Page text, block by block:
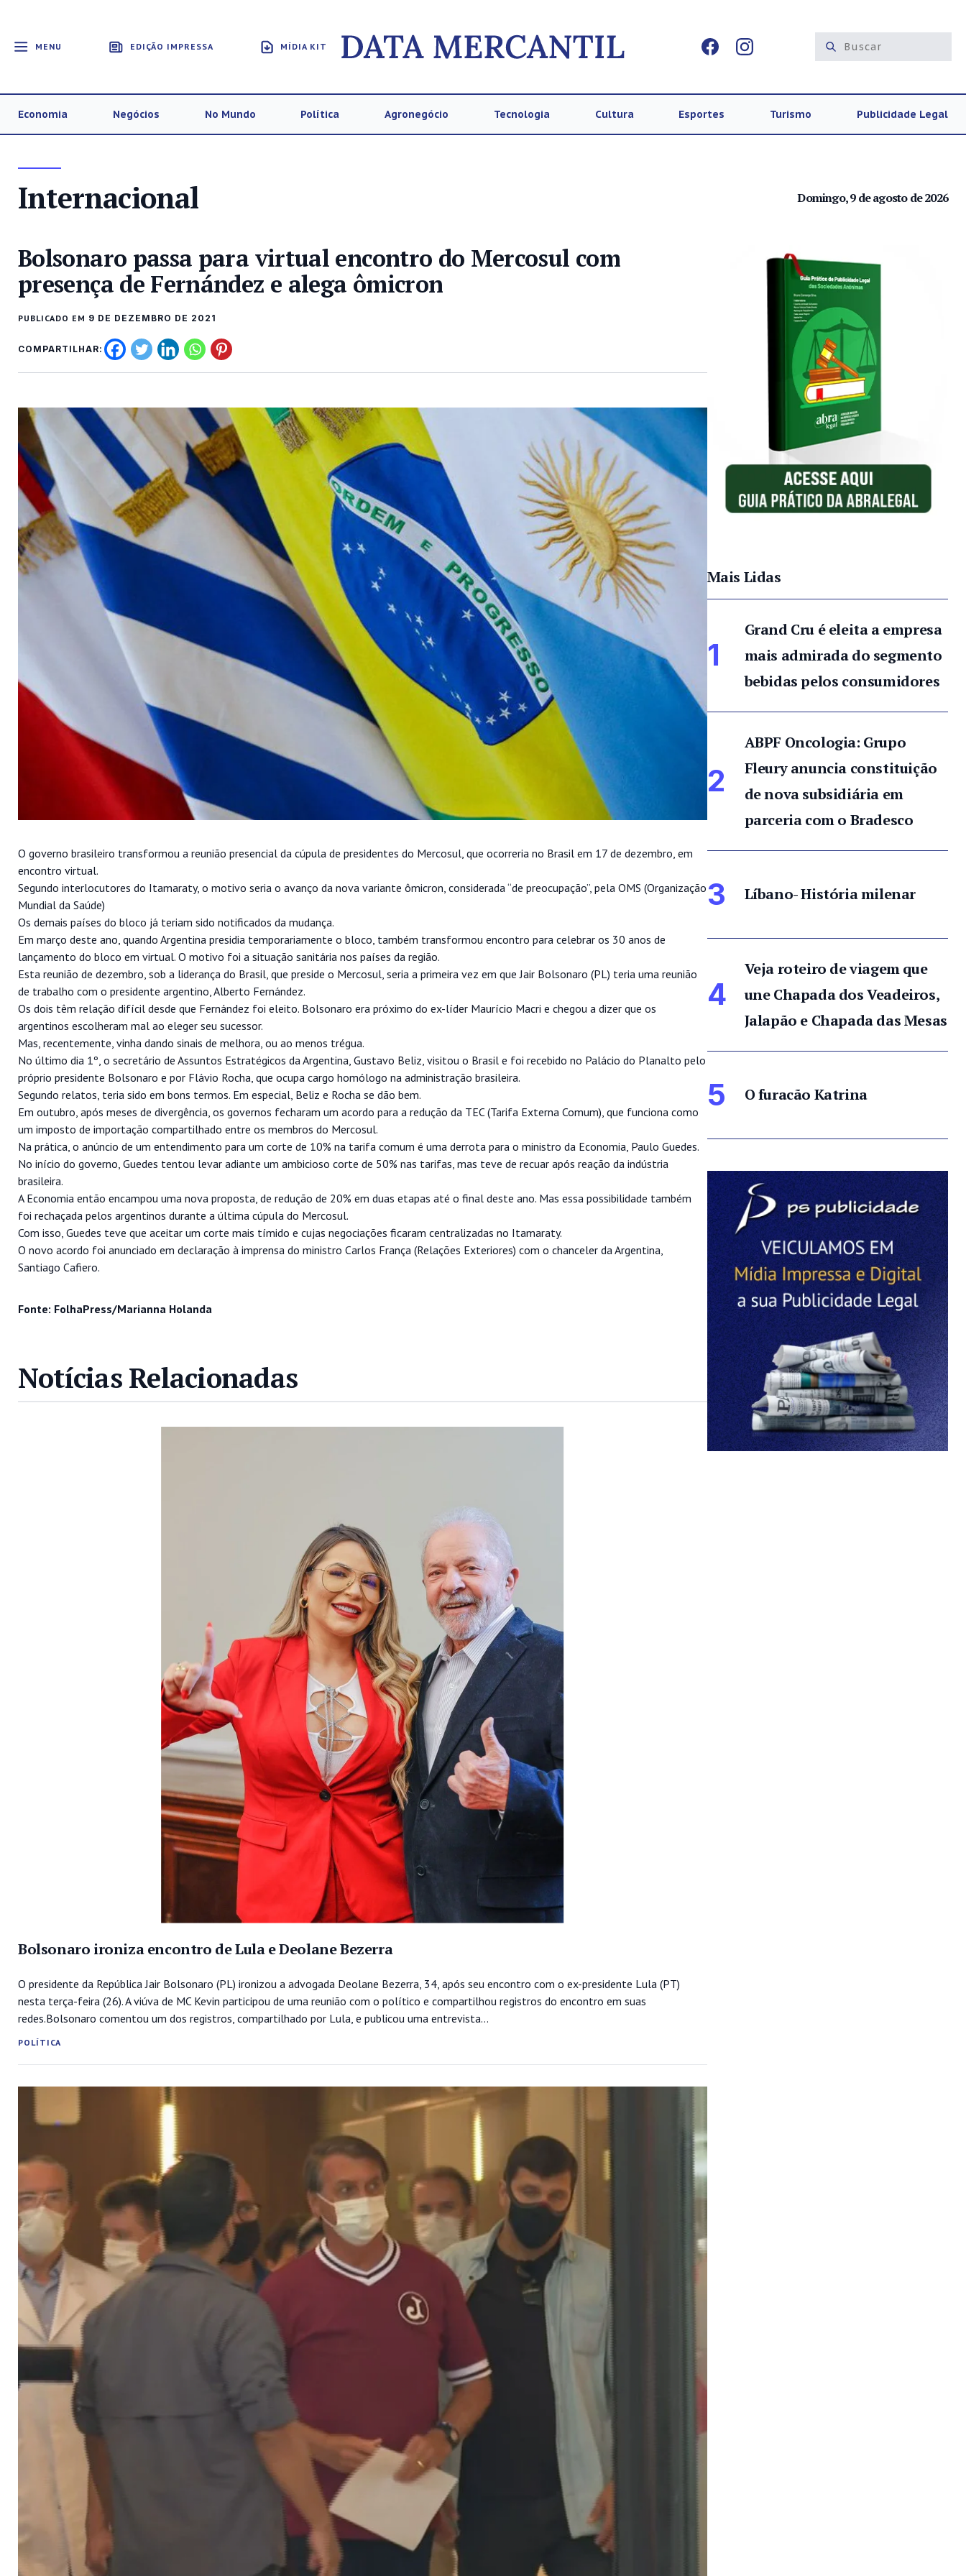
MENU EDIÇÃO IMPRESSA MÍDIA KIT
Economia Negócios No Mundo Política Agronegócio Tecnologia Cultura Esportes Turismo Publicidade Legal
Internacional Domingo, 9 de agosto de 2026
Bolsonaro passa para virtual encontro do Mercosul com
presença de Fernández e alega ômicron
PUBLICADO EM 9 DE DEZEMBRO DE 2021
COMPARTILHAR:
O governo brasileiro transformou a reunião presencial da cúpula de presidentes do Mercosul, que ocorreria no Brasil em 17 de dezembro, em
encontro virtual.
Segundo interlocutores do Itamaraty, o motivo seria o avanço da nova variante ômicron, considerada “de preocupação”, pela OMS (Organização
Mundial da Saúde)
Os demais países do bloco já teriam sido notificados da mudança.
Em março deste ano, quando Argentina presidia temporariamente o bloco, também transformou encontro para celebrar os 30 anos de
lançamento do bloco em virtual. O motivo foi a situação sanitária nos países da região.
Esta reunião de dezembro, sob a liderança do Brasil, que preside o Mercosul, seria a primeira vez em que Jair Bolsonaro (PL) teria uma reunião
de trabalho com o presidente argentino, Alberto Fernández.
Os dois têm relação difícil desde que Fernández foi eleito. Bolsonaro era próximo do ex-líder Maurício Macri e chegou a dizer que os
argentinos escolheram mal ao eleger seu sucessor.
Mas, recentemente, vinha dando sinais de melhora, ou ao menos trégua.
No último dia 1º, o secretário de Assuntos Estratégicos da Argentina, Gustavo Beliz, visitou o Brasil e foi recebido no Palácio do Planalto pelo
próprio presidente Bolsonaro e por Flávio Rocha, que ocupa cargo homólogo na administração brasileira.
Segundo relatos, teria sido em bons termos. Em especial, Beliz e Rocha se dão bem.
Em outubro, após meses de divergência, os governos fecharam um acordo para a redução da TEC (Tarifa Externa Comum), que funciona como
um imposto de importação compartilhado entre os membros do Mercosul.
Na prática, o anúncio de um entendimento para um corte de 10% na tarifa comum é uma derrota para o ministro da Economia, Paulo Guedes.
No início do governo, Guedes tentou levar adiante um ambicioso corte de 50% nas tarifas, mas teve de recuar após reação da indústria
brasileira.
A Economia então encampou uma nova proposta, de redução de 20% em duas etapas até o final deste ano. Mas essa possibilidade também
foi rechaçada pelos argentinos durante a última cúpula do Mercosul.
Com isso, Guedes teve que aceitar um corte mais tímido e cujas negociações ficaram centralizadas no Itamaraty.
O novo acordo foi anunciado em declaração à imprensa do ministro Carlos França (Relações Exteriores) com o chanceler da Argentina,
Santiago Cafiero.
Fonte: FolhaPress/Marianna Holanda
Notícias Relacionadas
Bolsonaro ironiza encontro de Lula e Deolane Bezerra
O presidente da República Jair Bolsonaro (PL) ironizou a advogada Deolane Bezerra, 34, após seu encontro com o ex-presidente Lula (PT)
nesta terça-feira (26). A viúva de MC Kevin participou de uma reunião com o político e compartilhou registros do encontro em suas
redes.Bolsonaro comentou um dos registros, compartilhado por Lula, e publicou uma entrevista...
POLÍTICA
Mais Lidas
1
Grand Cru é eleita a empresa
mais admirada do segmento
bebidas pelos consumidores
2
ABPF Oncologia: Grupo
Fleury anuncia constituição
de nova subsidiária em
parceria com o Bradesco
3 Líbano- História milenar
4
Veja roteiro de viagem que
une Chapada dos Veadeiros,
Jalapão e Chapada das Mesas
5 O furacão Katrina